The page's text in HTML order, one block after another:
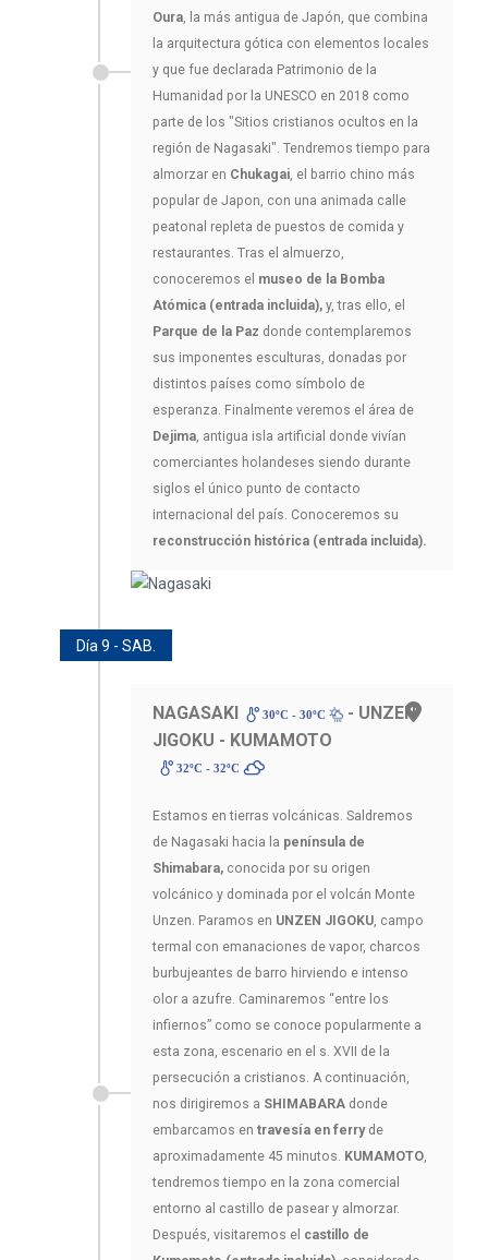
Oura, la más antigua de Japón, que combina
la arquitectura gótica con elementos locales
y que fue declarada Patrimonio de la
Humanidad por la UNESCO en 2018 como
parte de los "Sitios cristianos ocultos en la
región de Nagasaki". Tendremos tiempo para
almorzar en Chukagai, el barrio chino más
popular de Japon, con una animada calle
peatonal repleta de puestos de comida y
restaurantes. Tras el almuerzo,
conoceremos el museo de la Bomba
Atómica (entrada incluida), y, tras ello, el
Parque de la Paz donde contemplaremos
sus imponentes esculturas, donadas por
distintos países como símbolo de
esperanza. Finalmente veremos el área de
Dejima, antigua isla artificial donde vivían
comerciantes holandeses siendo durante
siglos el único punto de contacto
internacional del país. Conoceremos su
reconstrucción histórica (entrada incluida).
Día 9 - SAB.
NAGASAKI 30ºC - 30ºC
- UNZEN
JIGOKU - KUMAMOTO
32ºC - 32ºC
Estamos en tierras volcánicas. Saldremos
de Nagasaki hacia la península de
Shimabara, conocida por su origen
volcánico y dominada por el volcán Monte
Unzen. Paramos en UNZEN JIGOKU, campo
termal con emanaciones de vapor, charcos
burbujeantes de barro hirviendo e intenso
olor a azufre. Caminaremos “entre los
infiernos” como se conoce popularmente a
esta zona, escenario en el s. XVII de la
persecución a cristianos. A continuación,
nos dirigiremos a SHIMABARA donde
embarcamos en travesía en ferryde
aproximadamente 45 minutos. KUMAMOTO,
tendremos tiempo en la zona comercial
entorno al castillo de pasear y almorzar.
Después, visitaremos el castillo de